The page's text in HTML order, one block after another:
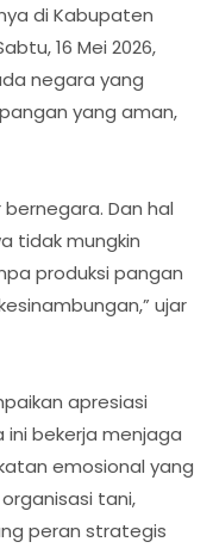
di Kabupaten
16 Mei 2026,
negara yang
yang aman,
Dan hal
tidak mungkin
produksi pangan
ujar
apresiasi
ini bekerja menjaga
emosional yang
tani,
peran strategis